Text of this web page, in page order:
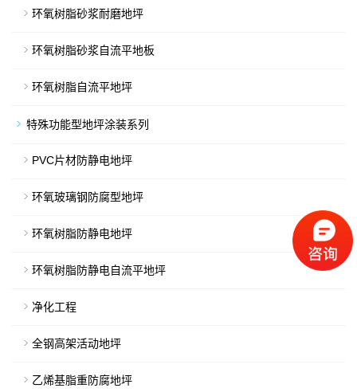
环氧树脂砂浆耐磨地坪
环氧树脂砂浆自流平地板
环氧树脂自流平地坪
特殊功能型地坪涂装系列
PVC片材防静电地坪
环氧玻璃钢防腐型地坪
环氧树脂防静电地坪
环氧树脂防静电自流平地坪
净化工程
全钢高架活动地坪
乙烯基脂重防腐地坪